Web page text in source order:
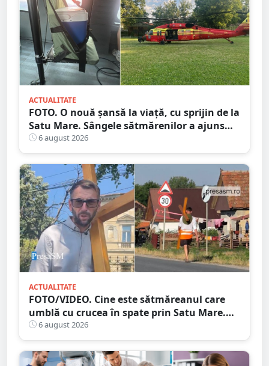
ACTUALITATE
FOTO. O nouă șansă la viață, cu sprijin de la
Satu Mare. Sângele sătmărenilor a ajuns
într-o misiune contra cronometru pentru
un transplant hepatic
6 august 2026
ACTUALITATE
FOTO/VIDEO. Cine este sătmăreanul care
umblă cu crucea în spate prin Satu Mare.
De ce face acest gest
6 august 2026